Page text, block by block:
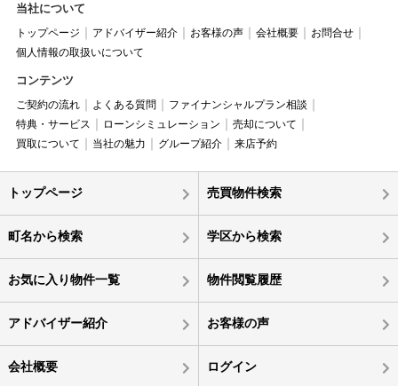
当社について
トップページ アドバイザー紹介 お客様の声 会社概要
お問合せ
個人情報の取扱いについて
コンテンツ
ご契約の流れ よくある質問
ファイナンシャルプラン相談
特典・サービス
ローンシミュレーション
売却について
買取について
当社の魅力 グループ紹介 来店予約
トップページ 売買物件検索
町名から検索 学区から検索
お気に入り物件一覧 物件閲覧履歴
アドバイザー紹介 お客様の声
会社概要 ログイン